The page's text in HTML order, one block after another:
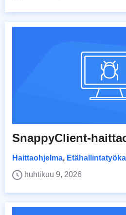
SnappyClient-
Haittaohjelma,
huhtikuu 9, 2026